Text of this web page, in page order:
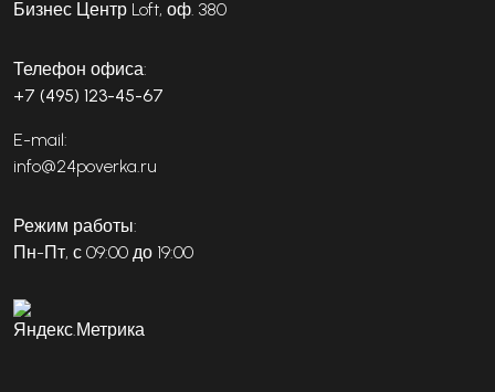
Бизнес Центр Loft, оф. 380
Телефон офиса:
+7 (495) 123-45-67
E-mail:
info@24poverka.ru
Режим работы:
Пн-Пт, с 09:00 до 19:00